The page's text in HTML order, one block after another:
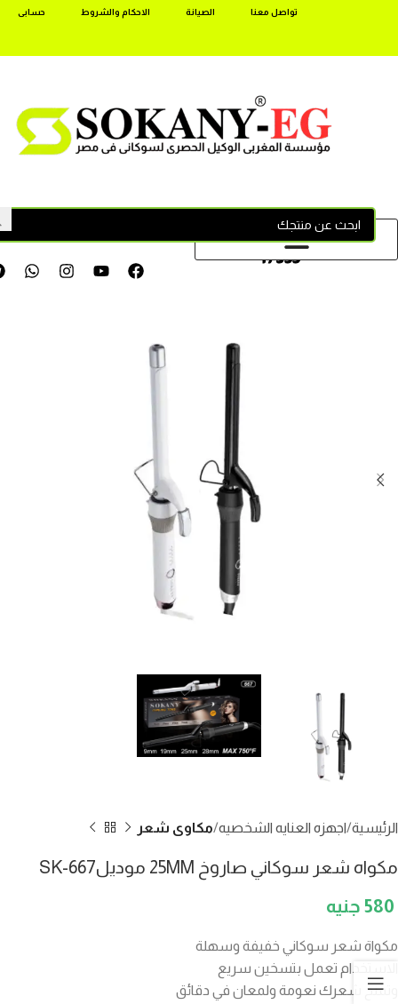
تواصل معنا الصيانة الاحكام والشروط حسابى
17355
الرئيسية اجهزه العنايه الشخصيه مكاوى شعر
مكواه شعر سوكاني صاروخ 25MM موديلSK-667
580
مكواة شعر سوكاني خفيفة وسهلة
الاستخدام تعمل بتسخين سريع
وتمنح شعرك نعومة ولمعان في دقائق